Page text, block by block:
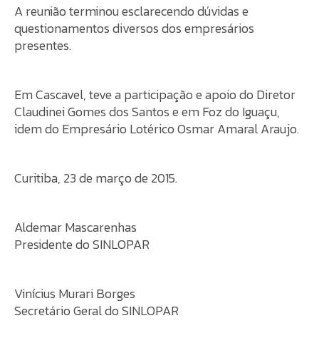
A reunião terminou esclarecendo dúvidas e
questionamentos diversos dos empresários
presentes.
Em Cascavel, teve a participação e apoio do Diretor
Claudinei Gomes dos Santos e em Foz do Iguaçu,
idem do Empresário Lotérico Osmar Amaral Araujo.
Curitiba, 23 de março de 2015.
Aldemar Mascarenhas
Presidente do SINLOPAR
Vinícius Murari Borges
Secretário Geral do SINLOPAR